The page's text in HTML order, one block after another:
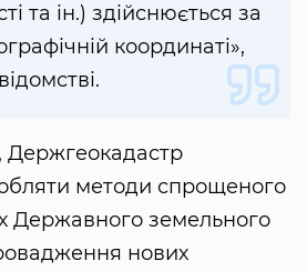
та ін.) здійснюється за
координаті»,
Держгеокадастр
методи спрощеного
Державного земельного
нових